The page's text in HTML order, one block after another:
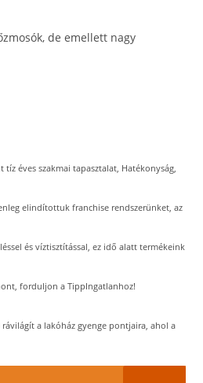
de emellett nagy
éves szakmai tapasztalat, Hatékonyság,
elindítottuk franchise rendszerünket, az
és víztisztítással, ez idő alatt termékeink
forduljon a TippIngatlanhoz!
a lakóház gyenge pontjaira, ahol a